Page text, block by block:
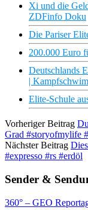
Xi und die
ZDFinfo Doku
Die Pariser
200.000 Euro
Deutschlands
|
Elite-Schule
Vorheriger Beitrag
Grad #storyofmylife
Nächster Beitrag
#expresso #rs #erdöl
Sender &
360° – GEO